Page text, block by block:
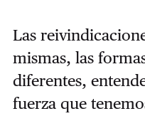
Las
mismas, las
diferentes,
fuerza que